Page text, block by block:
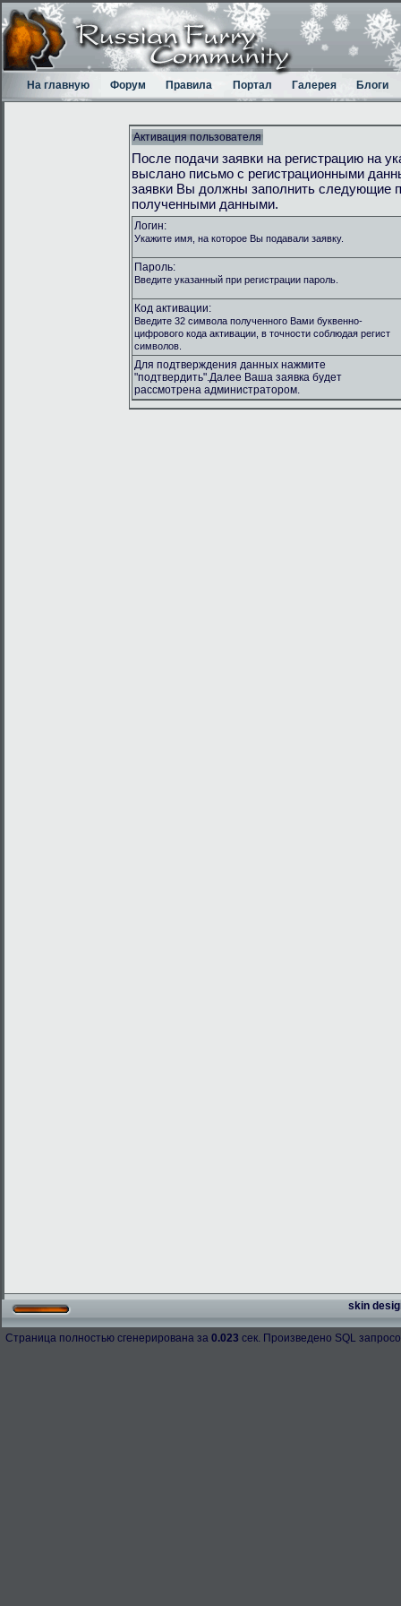
На главную Форум Правила Портал Галерея Блоги
Активация пользователя
После подачи заявки на регистрацию на
выслано письмо с регистрационными
заявки Вы должны заполнить следующие
полученными данными.
Логин:
Укажите имя, на которое Вы подавали заявку.
Пароль:
Введите указанный при регистрации пароль.
Код активации:
Введите 32 символа полученного Вами буквенно-
цифрового кода активации, в точности соблюдая регист
символов.
Для подтверждения данных нажмите
"подтвердить".Далее Ваша заявка будет
рассмотрена администратором.
skin
Страница полностью сгенерирована за 0.023 сек. Произведено SQL